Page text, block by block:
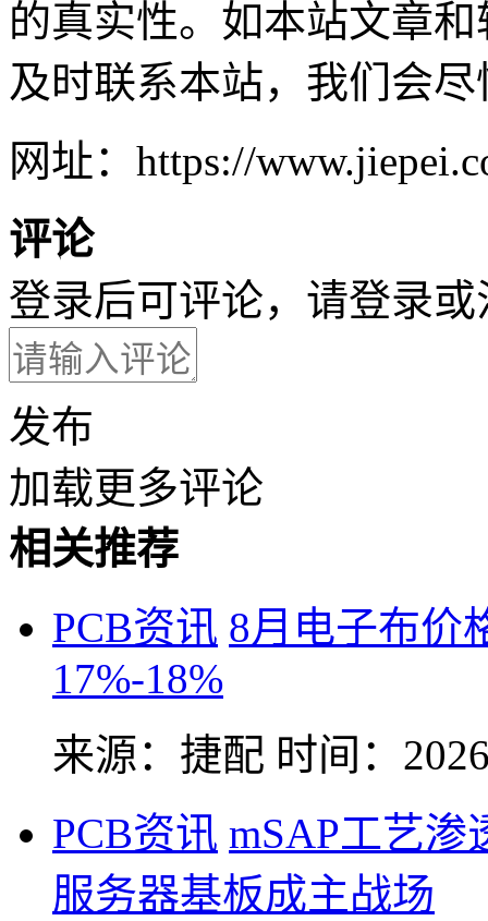
的真实性。如本站文章
及时联系本站，我们会
网址：https://
评论
登录后可评论，请登录或
发布
加载更多评论
相关推荐
PCB资讯 8月电子布价
17%-18%
来源：捷配 时间：
PCB资讯 mSAP工艺
服务器基板成主战场